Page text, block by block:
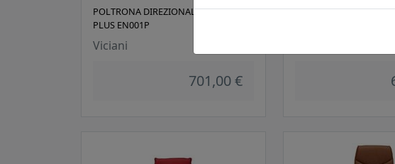
POLTRONA DIREZIONALE ESSENTIAL
PLUS EN001P
Viciani
701,00 €
POLTRONA